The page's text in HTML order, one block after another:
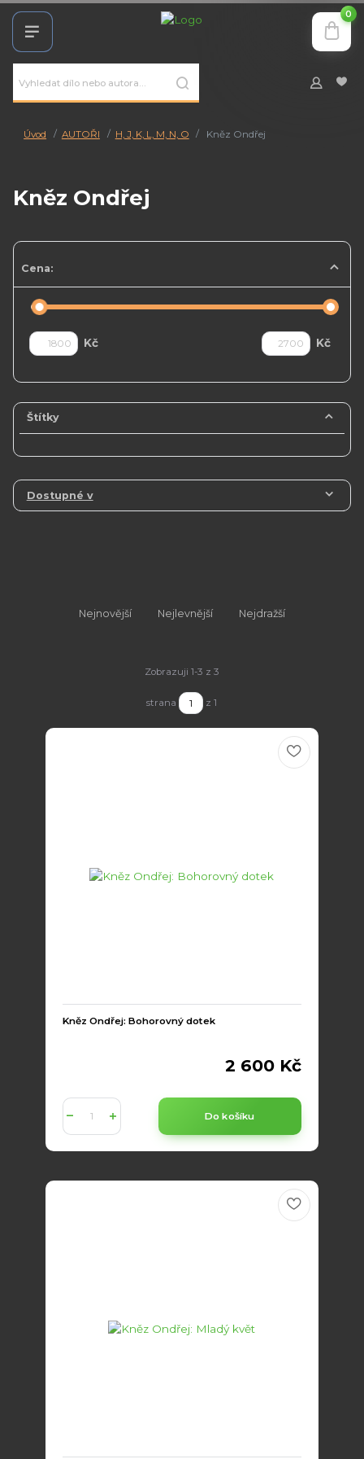
0
Úvod AUTOŘI H, J, K, L, M, N, O Kněz Ondřej
Kněz Ondřej
Cena:
Kč Kč
Štítky
Dostupné v
Nejnovější Nejlevnější Nejdražší
Zobrazuji 1-3 z 3
strana z 1
Kněz Ondřej: Bohorovný dotek
2 600 Kč
Do košíku